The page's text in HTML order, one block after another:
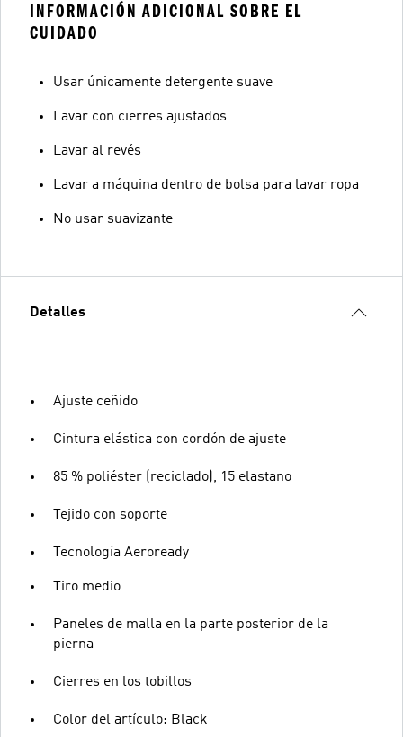
INFORMACIÓN ADICIONAL SOBRE EL
CUIDADO
Usar únicamente detergente suave
Lavar con cierres ajustados
Lavar al revés
Lavar a máquina dentro de bolsa para lavar ropa
No usar suavizante
Detalles
Ajuste ceñido
Cintura elástica con cordón de ajuste
85 % poliéster (reciclado), 15 elastano
Tejido con soporte
Tecnología Aeroready
Tiro medio
Paneles de malla en la parte posterior de la
pierna
Cierres en los tobillos
Color del artículo: Black